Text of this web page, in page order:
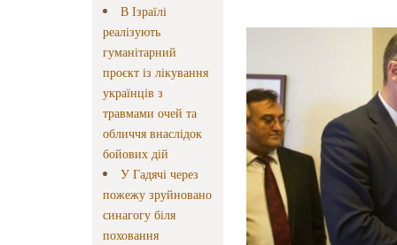
В Ізраїлі
реалізують
гуманітарний
проєкт із лікування
українців з
травмами очей та
обличчя внаслідок
бойових дій
У Гадячі через
пожежу зруйновано
синагогу біля
поховання